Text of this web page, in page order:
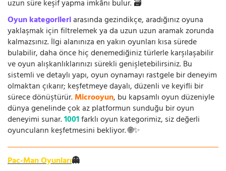
uzun süre keşif yapma imkânı bulur. 🗃️
Oyun kategorileriarasında gezindikçe, aradığınız oyuna
yaklaşmak için filtrelemek ya da uzun uzun aramak zorunda
kalmazsınız. İlgi alanınıza en yakın oyunları kısa sürede
bulabilir, daha önce hiç denemediğiniz türlerle karşılaşabilir
ve oyun alışkanlıklarınızı sürekli genişletebilirsiniz. Bu
sistemli ve detaylı yapı, oyun oynamayı rastgele bir deneyim
olmaktan çıkarır; keşfetmeye dayalı, düzenli ve keyifli bir
sürece dönüştürür.Microoyun, bu kapsamlı oyun düzeniyle
dünya genelinde çok az platformun sunduğu bir oyun
deneyimi sunar.1001farklı oyun kategorimiz, siz değerli
oyuncuların keşfetmesini bekliyor. 🌐✨
Pac-Man Oyunları👻